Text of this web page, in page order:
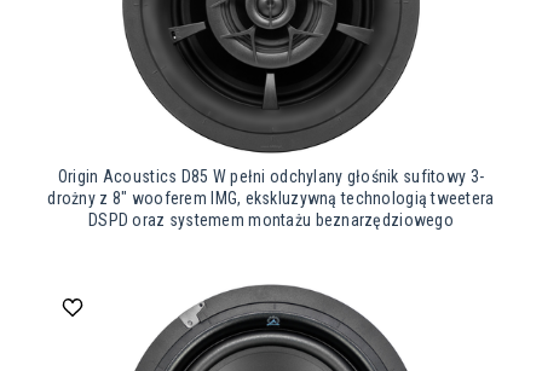
Origin Acoustics D85 W pełni odchylany głośnik sufitowy 3-
drożny z 8″ wooferem IMG, ekskluzywną technologią tweetera
DSPD oraz systemem montażu beznarzędziowego